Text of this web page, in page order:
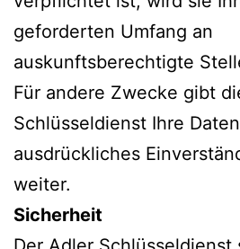
geforderten Umfang an
auskunftsberechtigte
Für andere Zwecke gibt
Schlüsseldienst Ihre
ausdrückliches
weiter.
Sicherheit